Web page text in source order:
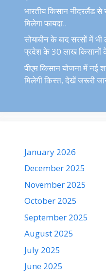
भारतीय किसान नीदरलैंड
मिलेगा फायदा..
सोयाबीन के बाद सरसों में भी
प्रदेश के 30 लाख किसानों
पीएम किसान योजना में नई
मिलेगी किस्त, देखें जरूरी
January 2026
December 2025
November 2025
October 2025
September 2025
August 2025
July 2025
June 2025